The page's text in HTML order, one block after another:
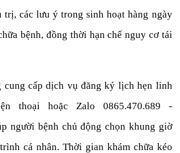
trị, các lưu ý trong sinh hoạt hàng ngày
bệnh, đồng thời hạn chế nguy cơ tái
cung cấp dịch vụ đăng ký lịch hẹn linh
thoại hoặc Zalo 0865.470.689 -
người bệnh chủ động chọn khung giờ
cá nhân. Thời gian khám chữa kéo